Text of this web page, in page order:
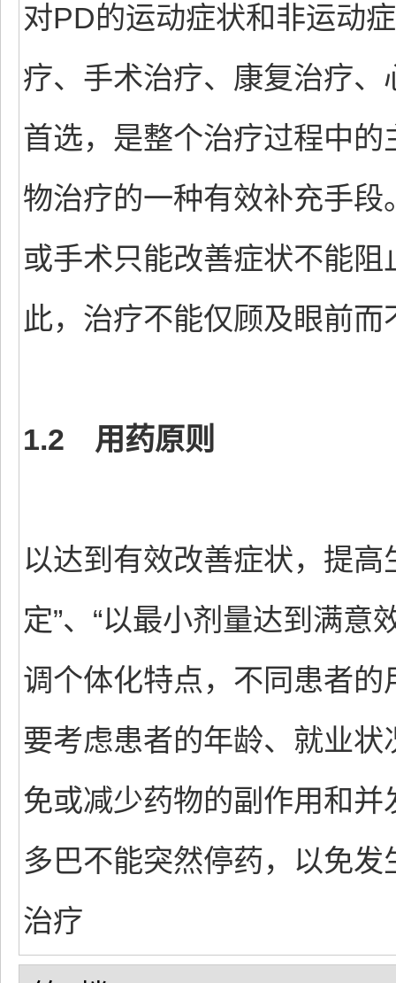
对PD的运动症状和非运动
疗、手术治疗、康复治疗
首选，是整个治疗过程中
物治疗的一种有效补充手
或手术只能改善症状不能
此，治疗不能仅顾及眼前而
1.2 用药原则
以达到有效改善症状，提
定”、“以最小剂量达到满意
调个体化特点，不同患者
要考虑患者的年龄、就业
免或减少药物的副作用和
多巴不能突然停药，以免
治疗